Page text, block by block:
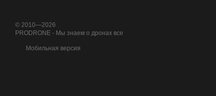
© 2010—2026
PRODRONE - Мы знаем о дронах все
Мобильная версия